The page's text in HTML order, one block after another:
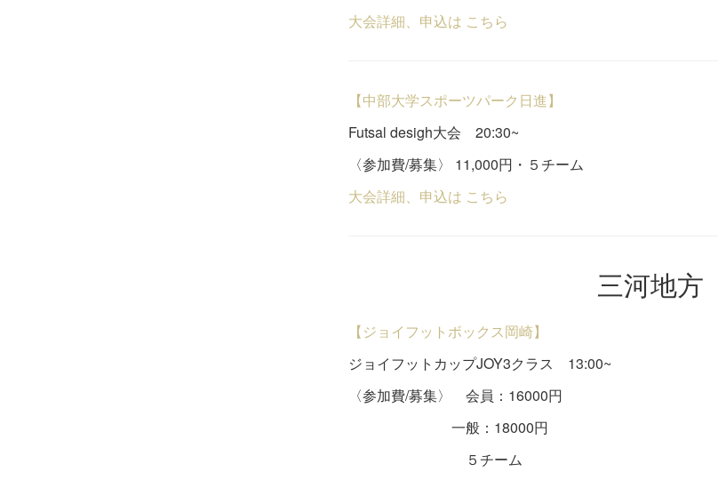
大会詳細、申込は こちら
【中部大学スポーツパーク日進】
Futsal desigh大会 20:30~
〈参加費/募集〉 11,000円・５チーム
大会詳細、申込は こちら
三河地方
【ジョイフットボックス岡崎】
ジョイフットカップJOY3クラス 13:00~
〈参加費/募集〉 会員：16000円
一般：18000円
５チーム